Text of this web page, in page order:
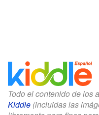
Todo el contenido de los
Kiddle (incluidas las